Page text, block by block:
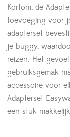
Kortom, de
toevoeging voor
adapterset
je buggy,
reizen. Het
gebruiksgemak
accessoire voor
Adapterset
een stuk